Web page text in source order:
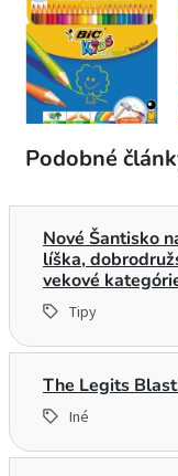
Podobné
Nové Šantisko
líška,
vekové
Tipy
The Legits
Iné